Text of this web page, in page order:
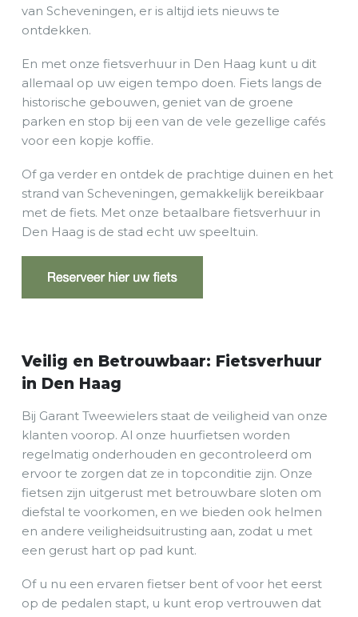
van Scheveningen, er is altijd iets nieuws te
ontdekken.
En met onze fietsverhuur in Den Haag kunt u dit
allemaal op uw eigen tempo doen. Fiets langs de
historische gebouwen, geniet van de groene
parken en stop bij een van de vele gezellige cafés
voor een kopje koffie.
Of ga verder en ontdek de prachtige duinen en het
strand van Scheveningen, gemakkelijk bereikbaar
met de fiets. Met onze betaalbare fietsverhuur in
Den Haag is de stad echt uw speeltuin.
Veilig en Betrouwbaar: Fietsverhuur
in Den Haag
Bij Garant Tweewielers staat de veiligheid van onze
klanten voorop. Al onze huurfietsen worden
regelmatig onderhouden en gecontroleerd om
ervoor te zorgen dat ze in topconditie zijn. Onze
fietsen zijn uitgerust met betrouwbare sloten om
diefstal te voorkomen, en we bieden ook helmen
en andere veiligheidsuitrusting aan, zodat u met
een gerust hart op pad kunt.
Of u nu een ervaren fietser bent of voor het eerst
op de pedalen stapt, u kunt erop vertrouwen dat